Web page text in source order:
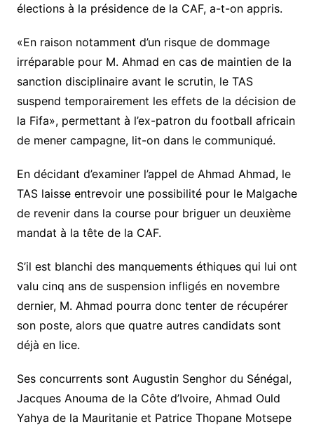
élections à la présidence de la CAF, a-t-on appris.
«En raison notamment d’un risque de dommage
irréparable pour M. Ahmad en cas de maintien de la
sanction disciplinaire avant le scrutin, le TAS
suspend temporairement les effets de la décision de
la Fifa», permettant à l’ex-patron du football africain
de mener campagne, lit-on dans le communiqué.
En décidant d’examiner l’appel de Ahmad Ahmad, le
TAS laisse entrevoir une possibilité pour le Malgache
de revenir dans la course pour briguer un deuxième
mandat à la tête de la CAF.
S’il est blanchi des manquements éthiques qui lui ont
valu cinq ans de suspension infligés en novembre
dernier, M. Ahmad pourra donc tenter de récupérer
son poste, alors que quatre autres candidats sont
déjà en lice.
Ses concurrents sont Augustin Senghor du Sénégal,
Jacques Anouma de la Côte d’Ivoire, Ahmad Ould
Yahya de la Mauritanie et Patrice Thopane Motsepe